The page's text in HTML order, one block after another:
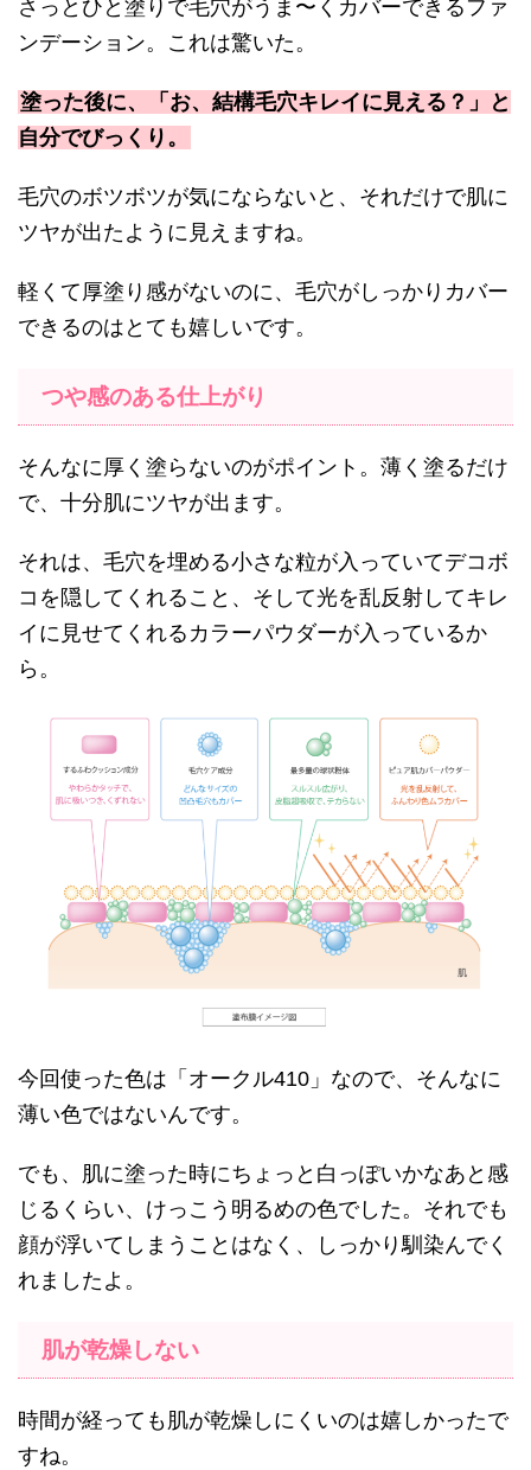
さっとひと塗りで毛穴がうま〜くカバーできるファ
ンデーション。これは驚いた。
塗った後に、「お、結構毛穴キレイに見える？」と
自分でびっくり。
毛穴のボツボツが気にならないと、それだけで肌に
ツヤが出たように見えますね。
軽くて厚塗り感がないのに、毛穴がしっかりカバー
できるのはとても嬉しいです。
つや感のある仕上がり
そんなに厚く塗らないのがポイント。薄く塗るだけ
で、十分肌にツヤが出ます。
それは、毛穴を埋める小さな粒が入っていてデコボ
コを隠してくれること、そして光を乱反射してキレ
イに見せてくれるカラーパウダーが入っているか
ら。
今回使った色は「オークル410」なので、そんなに
薄い色ではないんです。
でも、肌に塗った時にちょっと白っぽいかなあと感
じるくらい、けっこう明るめの色でした。それでも
顔が浮いてしまうことはなく、しっかり馴染んでく
れましたよ。
肌が乾燥しない
時間が経っても肌が乾燥しにくいのは嬉しかったで
すね。